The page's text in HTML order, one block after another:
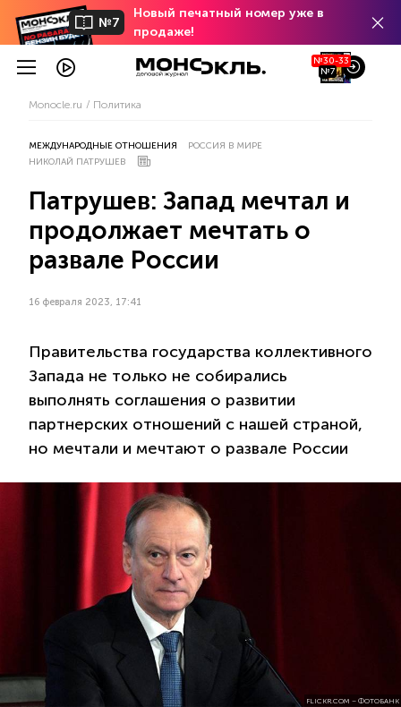
№7
Новый печатный номер уже в
продаже!
№30-33
№7
Monocle.ru Политика
МЕЖДУНАРОДНЫЕ ОТНОШЕНИЯ
РОССИЯ В МИРЕ
НИКОЛАЙ ПАТРУШЕВ
Патрушев: Запад мечтал и
продолжает мечтать о
развале России
16 февраля 2023, 17:41
Правительства государства коллективного
Запада не только не собирались
выполнять соглашения о развитии
партнерских отношений с нашей страной,
но мечтали и мечтают о развале России
FLICKR.COM – ФОТОБАНК